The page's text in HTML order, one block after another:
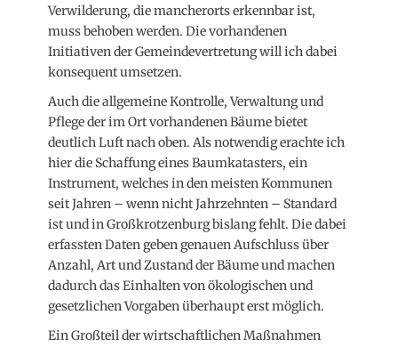
Verwilderung, die mancherorts erkennbar ist,
muss behoben werden. Die vorhandenen
Initiativen der Gemeindevertretung will ich dabei
konsequent umsetzen.
Auch die allgemeine Kontrolle, Verwaltung und
Pflege der im Ort vorhandenen Bäume bietet
deutlich Luft nach oben. Als notwendig erachte ich
hier die Schaffung eines Baumkatasters, ein
Instrument, welches in den meisten Kommunen
seit Jahren – wenn nicht Jahrzehnten – Standard
ist und in Großkrotzenburg bislang fehlt. Die dabei
erfassten Daten geben genauen Aufschluss über
Anzahl, Art und Zustand der Bäume und machen
dadurch das Einhalten von ökologischen und
gesetzlichen Vorgaben überhaupt erst möglich.
Ein Großteil der wirtschaftlichen Maßnahmen